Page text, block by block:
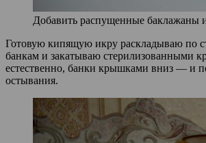
Добавить распущенные баклажаны
Готовую кипящую икру раскладываю по
банкам и закатываю стерилизованными
естественно, банки крышками вниз — и
остывания.